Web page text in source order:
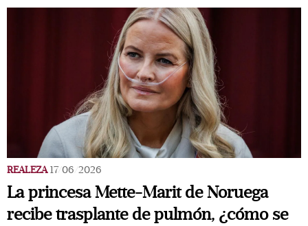
REALEZA 17/06/2026
La princesa Mette-Marit de Noruega
recibe trasplante de pulmón, ¿cómo se